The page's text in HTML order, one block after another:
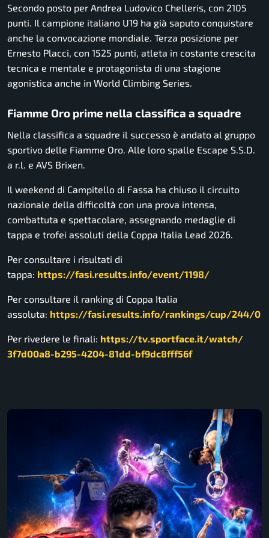
Secondo posto per Andrea Ludovico Chelleris, con 2105
punti. Il campione italiano U19 ha già saputo conquistare
anche la convocazione mondiale. Terza posizione per
Ernesto Placci, con 1525 punti, atleta in costante crescita
tecnica e mentale e protagonista di una stagione
agonistica anche in World Climbing Series.
Fiamme Oro prime nella classifica a squadre
Nella classifica a squadre il successo è andato al gruppo
sportivo delle Fiamme Oro. Alle loro spalle Escape S.S.D.
a r.l. e AVS Brixen.
Il weekend di Campitello di Fassa ha chiuso il circuito
nazionale della difficoltà con una prova intensa,
combattuta e spettacolare, assegnando medaglie di
tappa e trofei assoluti della Coppa Italia Lead 2026.
Per consultare i risultati di
tappa: https://fasi.results.info/event/1198/
Per consultare il ranking di Coppa Italia
assoluta: https://fasi.results.info/rankings/cup/244/0
Per rivedere le finali: https://tv.sportface.it/watch/
3f7d00a8-b295-4204-81dd-bf9dc8fff56f